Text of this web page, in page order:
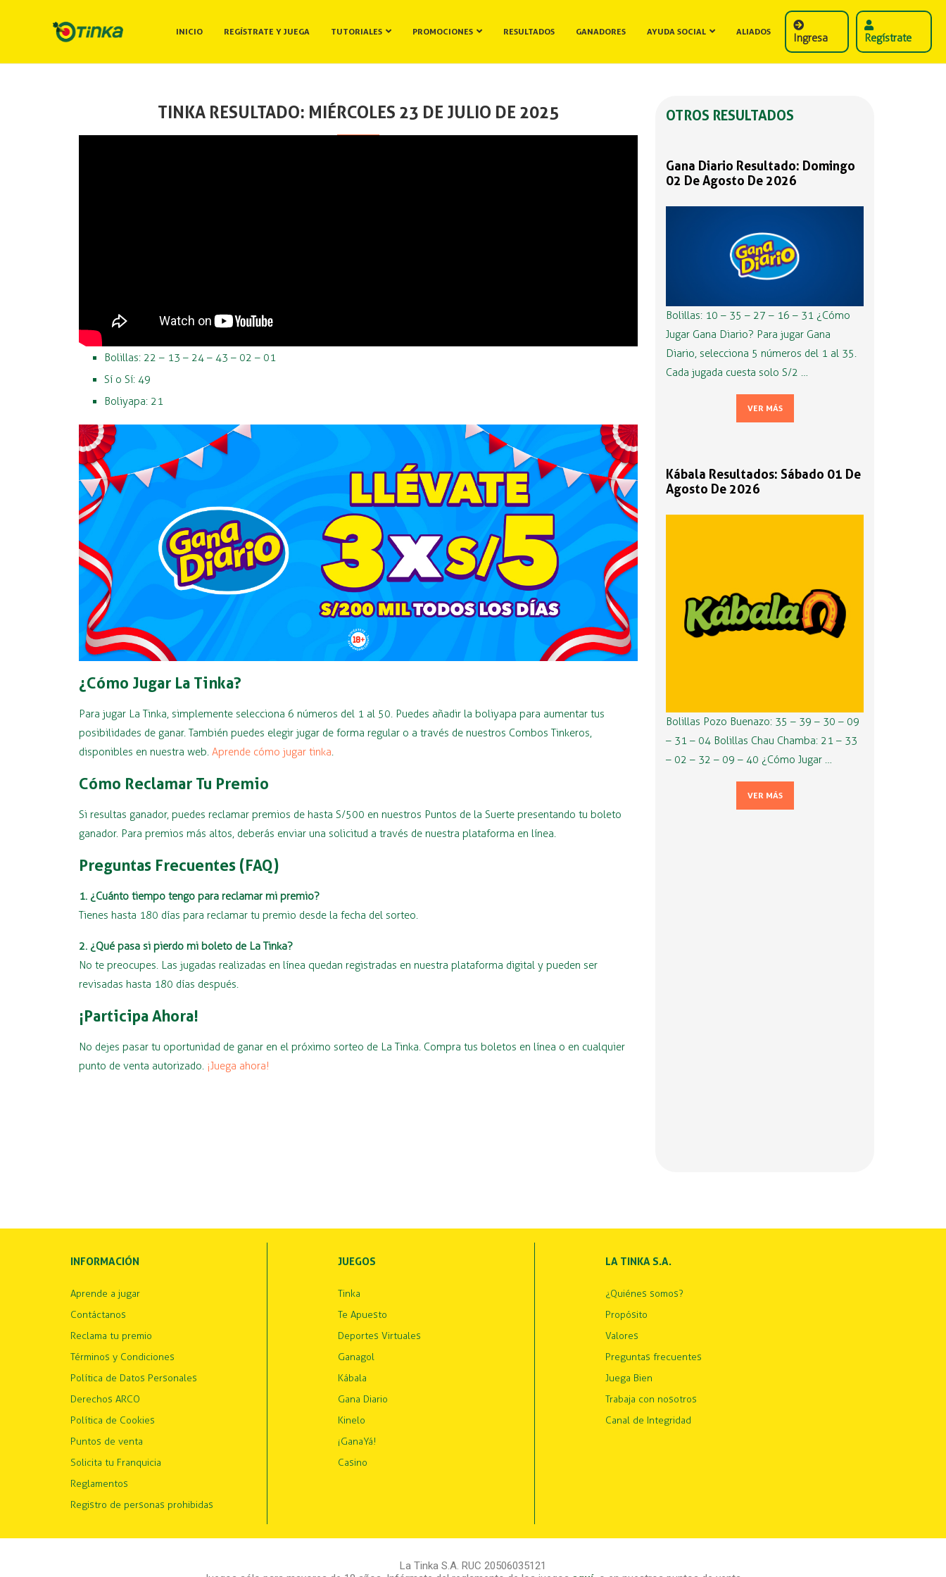
INICIO REGÍSTRATE Y JUEGA TUTORIALES PROMOCIONES RESULTADOS GANADORES AYUDA SOCIAL ALIADOS Ingresa Regístrate
TINKA RESULTADO: MIÉRCOLES 23 DE JULIO DE 2025
Bolillas: 22 – 13 – 24 – 43 – 02 – 01
Sí o Sí: 49
Boliyapa: 21
¿Cómo Jugar La Tinka?
Para jugar La Tinka, simplemente selecciona 6 números del 1 al 50. Puedes añadir la boliyapa para aumentar tus
posibilidades de ganar. También puedes elegir jugar de forma regular o a través de nuestros Combos Tinkeros,
disponibles en nuestra web. Aprende cómo jugar tinka.
Cómo Reclamar Tu Premio
Si resultas ganador, puedes reclamar premios de hasta S/500 en nuestros Puntos de la Suerte presentando tu boleto
ganador. Para premios más altos, deberás enviar una solicitud a través de nuestra plataforma en línea.
Preguntas Frecuentes (FAQ)
1. ¿Cuánto tiempo tengo para reclamar mi premio?
Tienes hasta 180 días para reclamar tu premio desde la fecha del sorteo.
2. ¿Qué pasa si pierdo mi boleto de La Tinka?
No te preocupes. Las jugadas realizadas en línea quedan registradas en nuestra plataforma digital y pueden ser
revisadas hasta 180 días después.
¡Participa Ahora!
No dejes pasar tu oportunidad de ganar en el próximo sorteo de La Tinka. Compra tus boletos en línea o en cualquier
punto de venta autorizado. ¡Juega ahora!
OTROS RESULTADOS
Gana Diario Resultado: Domingo
02 De Agosto De 2026
Bolillas: 10 – 35 – 27 – 16 – 31 ¿Cómo
Jugar Gana Diario? Para jugar Gana
Diario, selecciona 5 números del 1 al 35.
Cada jugada cuesta solo S/2 …
VER MÁS
Kábala Resultados: Sábado 01 De
Agosto De 2026
Bolillas Pozo Buenazo: 35 – 39 – 30 – 09
– 31 – 04 Bolillas Chau Chamba: 21 – 33
– 02 – 32 – 09 – 40 ¿Cómo Jugar …
VER MÁS
INFORMACIÓN
Aprende a jugar
Contáctanos
Reclama tu premio
Términos y Condiciones
Política de Datos Personales
Derechos ARCO
Política de Cookies
Puntos de venta
Solicita tu Franquicia
Reglamentos
Registro de personas prohibidas
JUEGOS
Tinka
Te Apuesto
Deportes Virtuales
Ganagol
Kábala
Gana Diario
Kinelo
¡GanaYá!
Casino
LA TINKA S.A.
¿Quiénes somos?
Propósito
Valores
Preguntas frecuentes
Juega Bien
Trabaja con nosotros
Canal de Integridad
La Tinka S.A. RUC 20506035121